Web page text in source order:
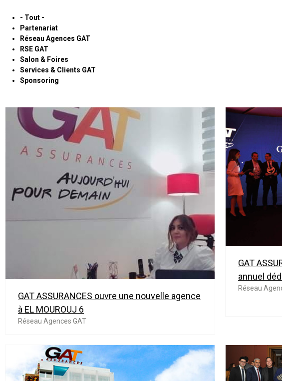
- Tout -
Partenariat
Réseau Agences GAT
RSE GAT
Salon & Foires
Services & Clients GAT
Sponsoring
GAT ASSURANCES ouvre une nouvelle agence
à EL MOUROUJ 6
Réseau Agences GAT
GAT
annuel
Réseau